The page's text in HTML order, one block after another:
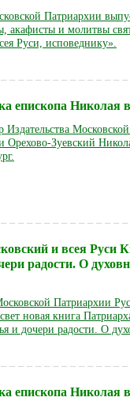
Патриархии
акафисты и молитвы
Руси, исповеднику».
епископа Николая
Издательства
Орехово-Зуевский
и всея Руси
радости. О
Патриархии
новая книга
и дочери радости. О
епископа